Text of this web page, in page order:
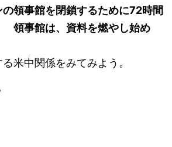
領事館を閉鎖するために72時間
領事館は、資料を燃やし始め
米中関係をみてみよう。